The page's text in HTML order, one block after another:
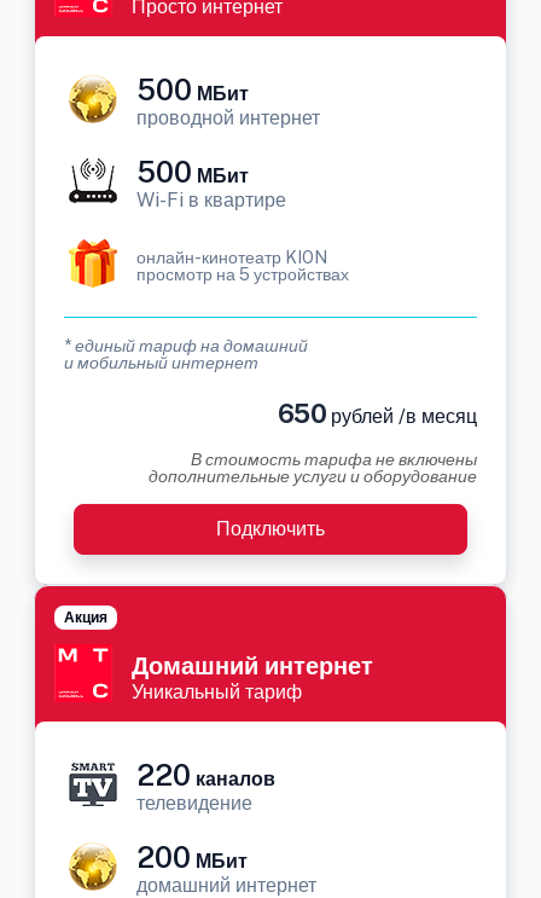
Просто интернет
500 МБит
проводной интернет
500 МБит
Wi-Fi в квартире
онлайн-кинотеатр KION
просмотр на 5 устройствах
* единый тариф на домашний
и мобильный интернет
650 рублей /в месяц
В стоимость тарифа не включены
дополнительные услуги и оборудование
Подключить
Домашний интернет
Уникальный тариф
Акция
220 каналов
телевидение
200 МБит
домашний интернет